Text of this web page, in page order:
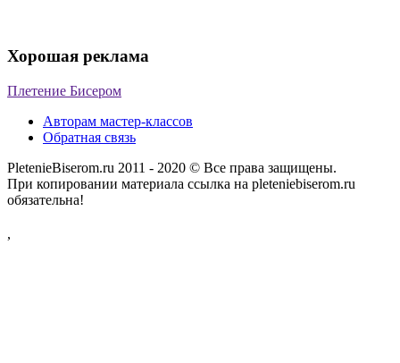
Хорошая реклама
Плетение Бисером
Авторам мастер-классов
Обратная связь
PletenieBiserom.ru 2011 - 2020 © Все права защищены.
При копировании материала ссылка на pleteniebiserom.ru
обязательна!
,